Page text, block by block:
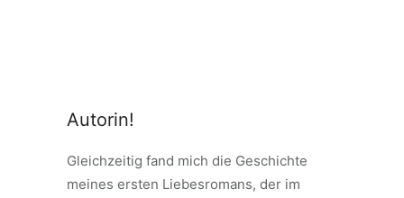
Autorin!
Gleichzeitig fand mich die Geschichte
meines ersten Liebesromans, der im